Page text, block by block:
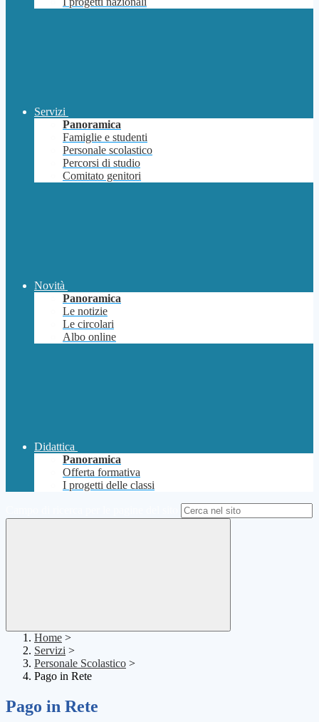
Servizi
Panoramica
Famiglie e studenti
Personale scolastico
Percorsi di studio
Comitato genitori
Novità
Panoramica
Le notizie
Le circolari
Albo online
Didattica
Panoramica
Offerta formativa
I progetti delle classi
Home >
Servizi >
Personale Scolastico >
Pago in Rete
Pago in Rete